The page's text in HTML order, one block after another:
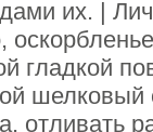
их. |
гладкой
отливать